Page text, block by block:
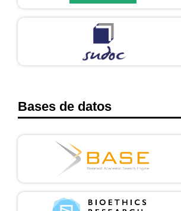
Bases de datos